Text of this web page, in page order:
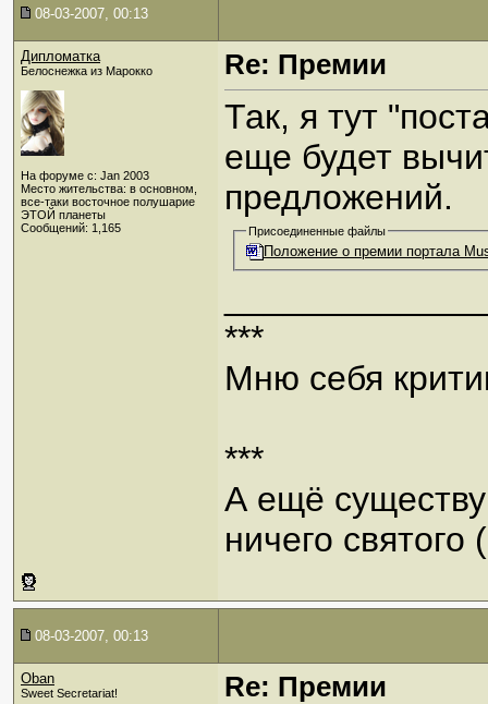
08-03-2007, 00:13
Дипломатка
Белоснежка из Марокко
На форуме с: Jan 2003
Место жительства: в основном,
все-таки восточное полушарие
ЭТОЙ планеты
Сообщений: 1,165
Re: Премии
Так, я тут
еще будет
предложений.
Присоединенные файлы
Положение о премии портала
***
Мню себя
***
А ещё
ничего
08-03-2007, 00:13
Oban
Sweet Secretariat!
Re: Премии